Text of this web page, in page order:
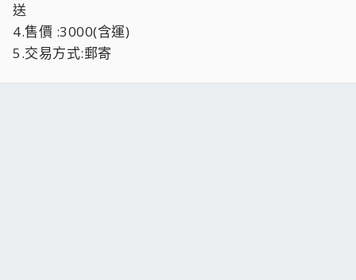
送
4.售價 :3000(含運)
5.交易方式:郵寄